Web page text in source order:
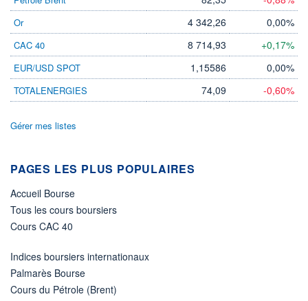
22.07.26 / 17:42:45
ÉLIGIBILITÉ
Non éligible
Boursobank
Or 4 342,26 0,00%
CAC 40 8 714,93 +0,17%
EUR/USD SPOT 1,15586 0,00%
TOTALENERGIES 74,09 -0,60%
Gérer mes listes
PAGES LES PLUS POPULAIRES
Accueil Bourse
Tous les cours boursiers
Cours CAC 40
Indices boursiers internationaux
Palmarès Bourse
Cours du Pétrole (Brent)